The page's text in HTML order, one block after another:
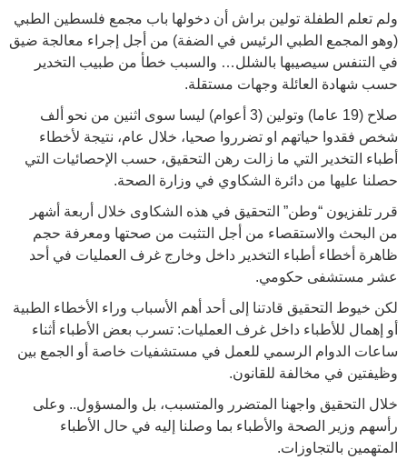
ولم تعلم الطفلة تولين براش أن دخولها باب مجمع فلسطين الطبي
(وهو المجمع الطبي الرئيس في الضفة) من أجل إجراء معالجة ضيق
في التنفس سيصيبها بالشلل… والسبب خطأ من طبيب التخدير
حسب شهادة العائلة وجهات مستقلة.
صلاح (19 عاما) وتولين (3 أعوام) ليسا سوى اثنين من نحو ألف
شخص فقدوا حياتهم او تضرروا صحيا، خلال عام، نتيجة لأخطاء
أطباء التخدير التي ما زالت رهن التحقيق، حسب الإحصائيات التي
حصلنا عليها من دائرة الشكاوي في وزارة الصحة.
قرر تلفزيون “وطن” التحقيق في هذه الشكاوى خلال أربعة أشهر
من البحث والاستقصاء من أجل التثبت من صحتها ومعرفة حجم
ظاهرة أخطاء أطباء التخدير داخل وخارج غرف العمليات في أحد
عشر مستشفى حكومي.
لكن خيوط التحقيق قادتنا إلى أحد أهم الأسباب وراء الأخطاء الطبية
أو إهمال للأطباء داخل غرف العمليات: تسرب بعض الأطباء أثناء
ساعات الدوام الرسمي للعمل في مستشفيات خاصة أو الجمع بين
وظيفتين في مخالفة للقانون.
خلال التحقيق واجهنا المتضرر والمتسبب، بل والمسؤول.. وعلى
رأسهم وزير الصحة والأطباء بما وصلنا إليه في حال الأطباء
المتهمين بالتجاوزات.